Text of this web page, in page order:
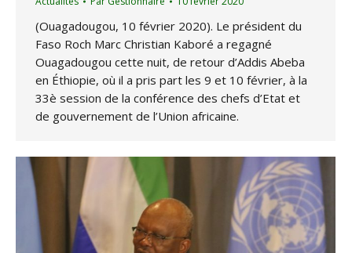
(Ouagadougou, 10 février 2020). Le président du
Faso Roch Marc Christian Kaboré a regagné
Ouagadougou cette nuit, de retour d’Addis Abeba
en Éthiopie, où il a pris part les 9 et 10 février, à la
33è session de la conférence des chefs d’Etat et
de gouvernement de l’Union africaine.